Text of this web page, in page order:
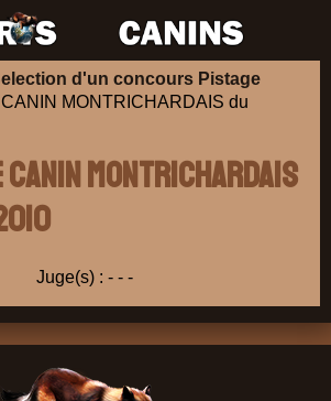
d'un concours Pistage
MONTRICHARDAIS du
CANIN MONTRICHARDAIS
Juge(s) : - - -